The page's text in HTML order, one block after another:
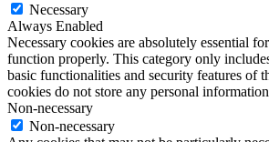
Necessary
Always Enabled
Necessary cookies are absolutely essential
function properly. This category only
basic functionalities and security features of
cookies do not store any personal
Non-necessary
Non-necessary